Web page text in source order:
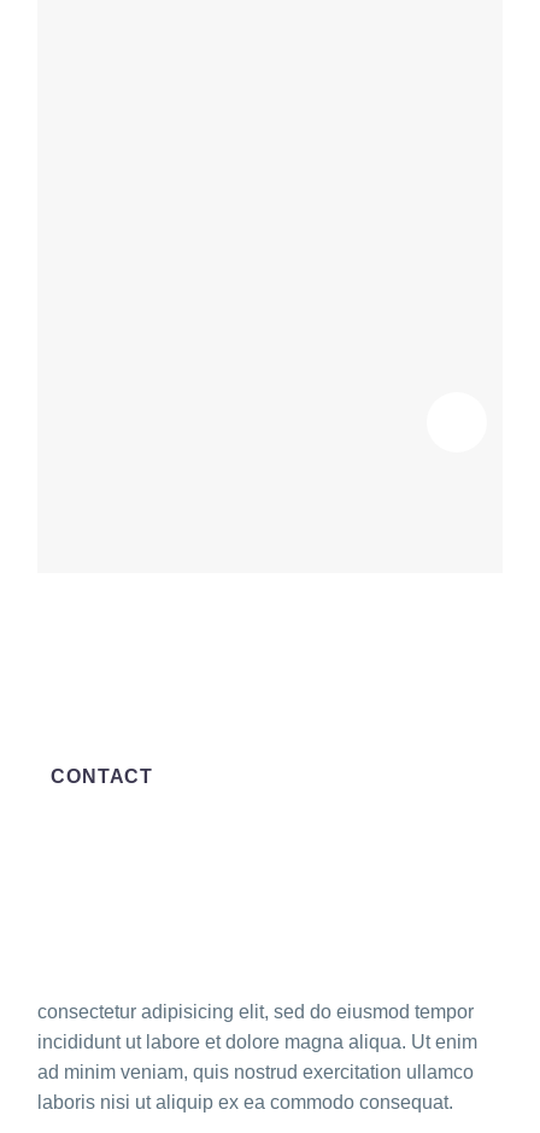
CONTACT
consectetur adipisicing elit, sed do eiusmod tempor
incididunt ut labore et dolore magna aliqua. Ut enim
ad minim veniam, quis nostrud exercitation ullamco
laboris nisi ut aliquip ex ea commodo consequat.